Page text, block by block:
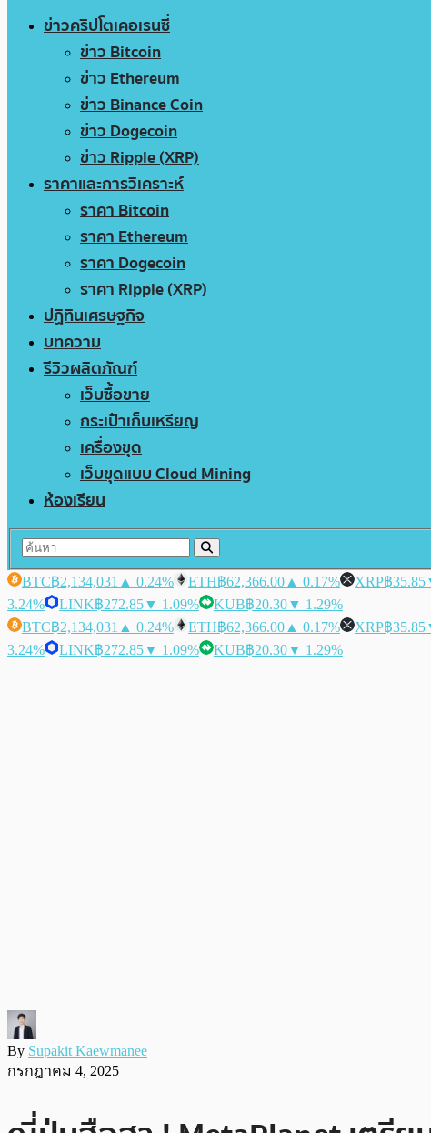
ข่าวคริปโตเคอเรนซี่
ข่าว Bitcoin
ข่าว Ethereum
ข่าว Binance Coin
ข่าว Dogecoin
ข่าว Ripple (XRP)
ราคาและการวิเคราะห์
ราคา Bitcoin
ราคา Ethereum
ราคา Dogecoin
ราคา Ripple (XRP)
ปฏิทินเศรษฐกิจ
บทความ
รีวิวผลิตภัณฑ์
เว็บซื้อขาย
กระเป๋าเก็บเหรียญ
เครื่องขุด
เว็บขุดแบบ Cloud Mining
ห้องเรียน
BTC฿2,134,031 ▲ 0.24% ETH฿62,366.00 ▲ 0.17% XRP฿35.85
3.24%
LINK฿272.85▼ 1.09% KUB฿20.30▼ 1.29%
BTC฿2,134,031 ▲ 0.24% ETH฿62,366.00 ▲ 0.17% XRP฿35.85
3.24%
LINK฿272.85▼ 1.09% KUB฿20.30▼ 1.29%
By Supakit Kaewmanee
กรกฎาคม 4, 2025